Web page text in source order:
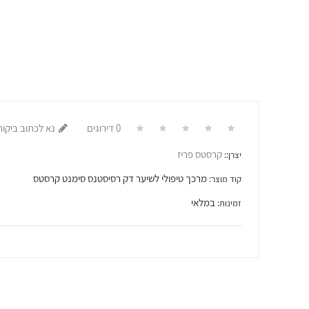
0 דירוגים נא לכתוב
יצרן:: קרסטס פריז
קוד מוצר: מרכך טיפולי לשיער דק רסיסטנס סימנט קרסטס
זמינות: במלאי